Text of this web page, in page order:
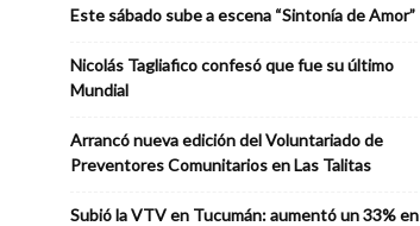
Este sábado sube a escena “Sintonía de Amor”
Nicolás Tagliafico confesó que fue su último
Mundial
Arrancó nueva edición del Voluntariado de
Preventores Comunitarios en Las Talitas
Subió la VTV en Tucumán: aumentó un 33% en